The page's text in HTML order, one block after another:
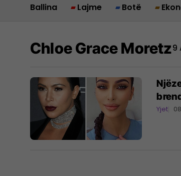
Ballina Lajme Botë
Chloe Grace Moretz9
Yjet